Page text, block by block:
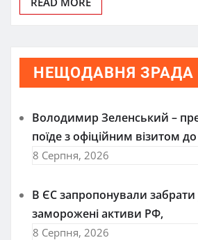
НЕЩОДАВНЯ ЗРАДА
Володимир Зеленський –
поїде з офіційним візитом до
8 Серпня, 2026
В ЄС запропонували забрати
заморожені активи РФ,
8 Серпня, 2026